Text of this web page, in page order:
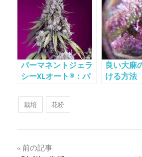
パーマネントジェラ
シーXLオート®：パ
兼ね備えた自動開花
品種
良い大麻
ける方法
栽培 花粉
投
前の記事